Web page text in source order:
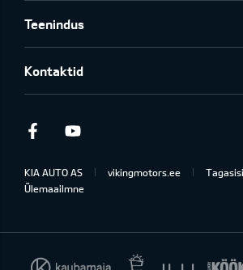
Teenindus
Kontaktid
Facebook
KIA AUTO AS vikingmotors.ee
Ülemaailmne